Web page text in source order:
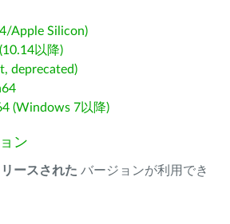
Apple Silicon)
以降)
deprecated)
(Windows 7以降)
ン
リースされた バージョンが利用でき